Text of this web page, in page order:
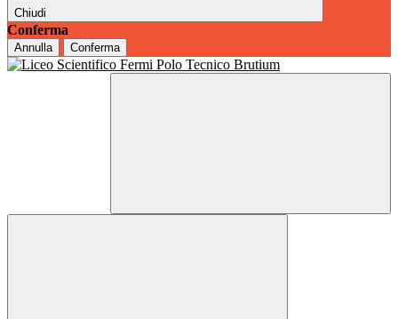
Chiudi
Conferma
Annulla Conferma